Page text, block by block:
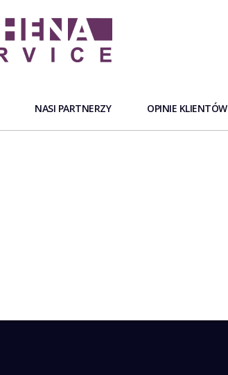
NASI PARTNERZY OPINIE KLIENTÓW